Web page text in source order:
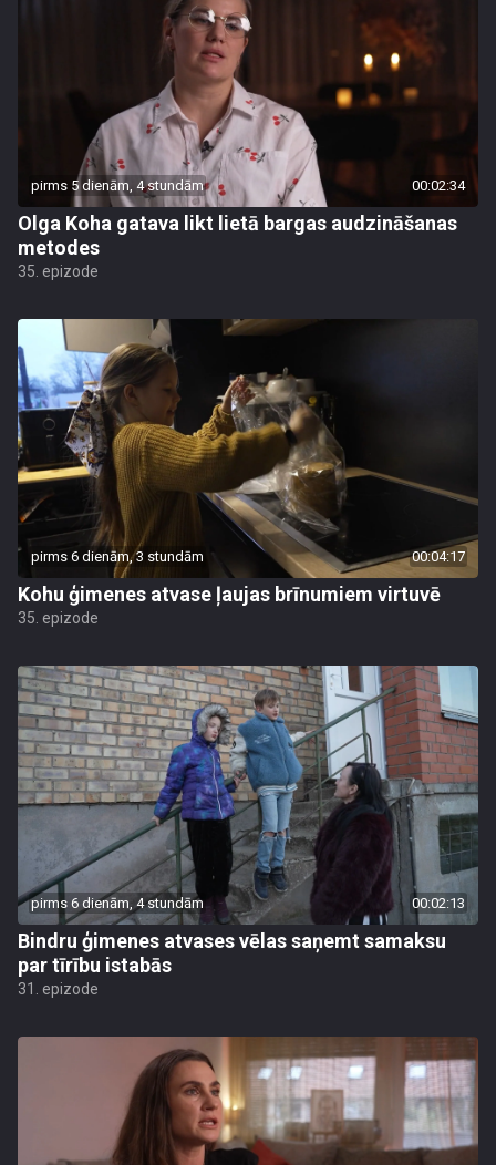
pirms 5 dienām, 4 stundām 00:02:34
Olga Koha gatava likt lietā bargas audzināšanas
metodes
35. epizode
pirms 6 dienām, 3 stundām 00:04:17
Kohu ģimenes atvase ļaujas brīnumiem virtuvē
35. epizode
pirms 6 dienām, 4 stundām 00:02:13
Bindru ģimenes atvases vēlas saņemt samaksu
par tīrību istabās
31. epizode